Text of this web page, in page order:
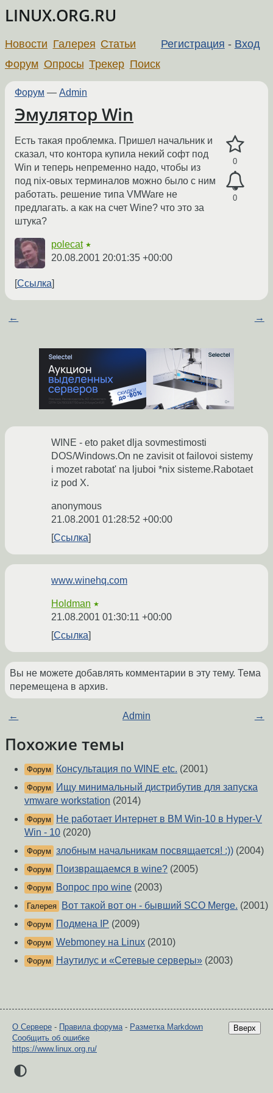
LINUX.ORG.RU
Регистрация - Вход
Новости Галерея Статьи
Форум Опросы Трекер Поиск
Форум — Admin
Эмулятор Win
0
0
Есть такая проблемка. Пришел начальник и
сказал, что контора купила некий софт под
Win и теперь непременно надо, чтобы из
под nix-овых терминалов можно было с ним
работать. решение типа VMWare не
предлагать. а как на счет Wine? что это за
штука?
polecat ★
20.08.2001 20:01:35 +00:00
Ссылка
← →
WINE - eto paket dlja sovmestimosti
DOS/Windows.On ne zavisit ot failovoi sistemy
i mozet rabotat' na ljuboi *nix sisteme.Rabotaet
iz pod X.
anonymous
21.08.2001 01:28:52 +00:00
Ссылка
www.winehq.com
Holdman ★
21.08.2001 01:30:11 +00:00
Ссылка
Вы не можете добавлять комментарии в эту тему. Тема
перемещена в архив.
← Admin →
Похожие темы
Форум Консультация по WINE etc. (2001)
Форум
Ищу минимальный дистрибутив для запуска
vmware workstation (2014)
Форум
Не работает Интернет в ВМ Win-10 в Hyper-V
Win - 10 (2020)
Форум злобным начальникам посвящается! :)) (2004)
Форум Поизвращаемся в wine? (2005)
Форум Вопрос про wine (2003)
Галерея Вот такой вот он - бывший SCO Merge. (2001)
Форум Подмена IP (2009)
Форум Webmoney на Linux (2010)
Форум Наутилус и «Сетевые серверы» (2003)
Вверх
О Сервере - Правила форума- Разметка Markdown
Сообщить об ошибке
https://www.linux.org.ru/